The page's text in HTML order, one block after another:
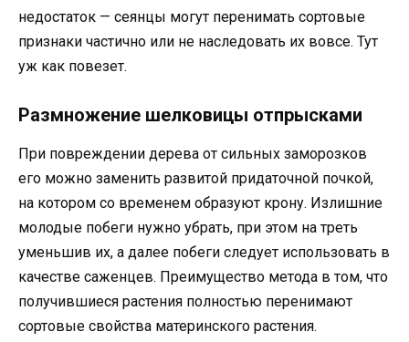
недостаток — сеянцы могут перенимать сортовые
признаки частично или не наследовать их вовсе. Тут
уж как повезет.
Размножение шелковицы отпрысками
При повреждении дерева от сильных заморозков
его можно заменить развитой придаточной почкой,
на котором со временем образуют крону. Излишние
молодые побеги нужно убрать, при этом на треть
уменьшив их, а далее побеги следует использовать в
качестве саженцев. Преимущество метода в том, что
получившиеся растения полностью перенимают
сортовые свойства материнского растения.